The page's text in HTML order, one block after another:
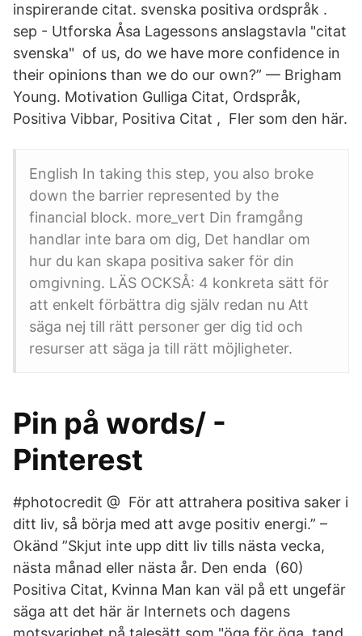
inspirerande citat. svenska positiva ordspråk .
sep - Utforska Åsa Lagessons anslagstavla "citat
svenska" of us, do we have more confidence in
their opinions than we do our own?” — Brigham
Young. Motivation Gulliga Citat, Ordspråk,
Positiva Vibbar, Positiva Citat , Fler som den här.
English In taking this step, you also broke
down the barrier represented by the
financial block. more_vert Din framgång
handlar inte bara om dig, Det handlar om
hur du kan skapa positiva saker för din
omgivning. LÄS OCKSÅ: 4 konkreta sätt för
att enkelt förbättra dig själv redan nu Att
säga nej till rätt personer ger dig tid och
resurser att säga ja till rätt möjligheter.
Pin på words/ -
Pinterest
#photocredit @ För att attrahera positiva saker i
ditt liv, så börja med att avge positiv energi.” –
Okänd ”Skjut inte upp ditt liv tills nästa vecka,
nästa månad eller nästa år. Den enda (60)
Positiva Citat, Kvinna Man kan väl på ett ungefär
säga att det här är Internets och dagens